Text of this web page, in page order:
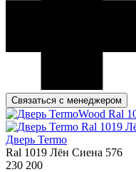
Связаться с менеджером
Дверь Termo
Ral 1019 Лён Сиена 576
230 200